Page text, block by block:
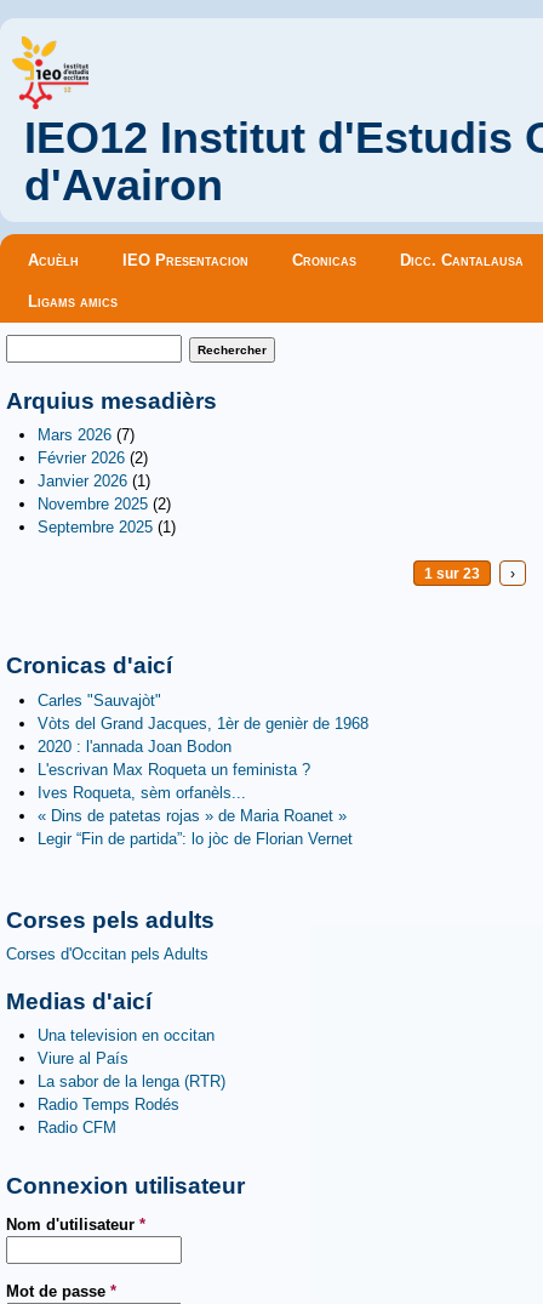
IEO12 Institut d'Estudis
d'Avairon
Menu principal
Acuèlh IEO Presentacion Cronicas Dicc. Cantalausa
Ligams amics
Formulaire de recherche
Arquius mesadièrs
Mars 2026 (7)
Février 2026 (2)
Janvier 2026 (1)
Novembre 2025 (2)
Septembre 2025 (1)
1 sur 23 ›
Cronicas d'aicí
Carles "Sauvajòt"
Vòts del Grand Jacques, 1èr de genièr de 1968
2020 : l'annada Joan Bodon
L'escrivan Max Roqueta un feminista ?
Ives Roqueta, sèm orfanèls...
« Dins de patetas rojas » de Maria Roanet »
Legir “Fin de partida”: lo jòc de Florian Vernet
Corses pels adults
Corses d'Occitan pels Adults
Medias d'aicí
Una television en occitan
Viure al País
La sabor de la lenga (RTR)
Radio Temps Rodés
Radio CFM
Connexion utilisateur
Nom d'utilisateur *
Mot de passe *